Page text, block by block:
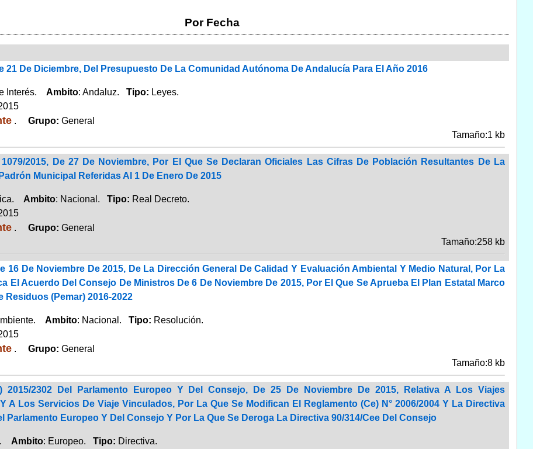
Por Fecha
21 De Diciembre, Del Presupuesto De La Comunidad Autónoma De Andalucía Para El Año 2016
Interés. Ambito: Andaluz. Tipo: Leyes.
. Grupo: General
Tamaño:1 kb
1079/2015, De 27 De Noviembre, Por El Que Se Declaran Oficiales Las Cifras De Población Resultantes De La
Municipal Referidas Al 1 De Enero De 2015
Ambito: Nacional. Tipo: Real Decreto.
. Grupo: General
Tamaño:258 kb
16 De Noviembre De 2015, De La Dirección General De Calidad Y Evaluación Ambiental Y Medio Natural, Por La
El Acuerdo Del Consejo De Ministros De 6 De Noviembre De 2015, Por El Que Se Aprueba El Plan Estatal Marco
Residuos (Pemar) 2016-2022
Ambito: Nacional. Tipo: Resolución.
. Grupo: General
Tamaño:8 kb
2015/2302 Del Parlamento Europeo Y Del Consejo, De 25 De Noviembre De 2015, Relativa A Los Viajes
A Los Servicios De Viaje Vinculados, Por La Que Se Modifican El Reglamento (Ce) N° 2006/2004 Y La Directiva
Parlamento Europeo Y Del Consejo Y Por La Que Se Deroga La Directiva 90/314/Cee Del Consejo
Ambito: Europeo. Tipo: Directiva.